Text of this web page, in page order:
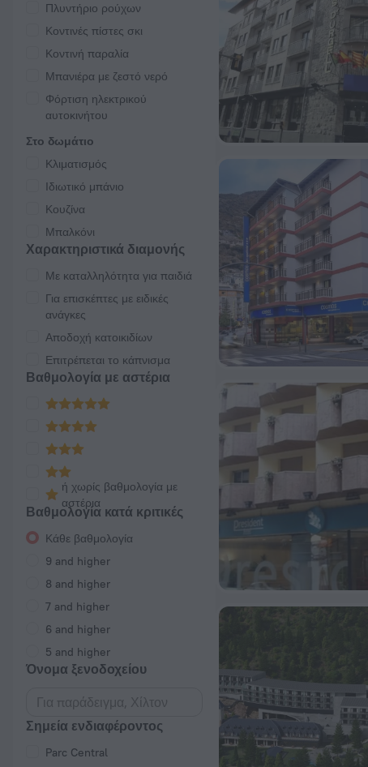
Πλυντήριο ρούχων
Κοντινές πίστες σκι
Κοντινή παραλία
Μπανιέρα με ζεστό νερό
Φόρτιση ηλεκτρικού
αυτοκινήτου
Στο δωμάτιο
Κλιματισμός
Ιδιωτικό μπάνιο
Κουζίνα
Μπαλκόνι
Χαρακτηριστικά διαμονής
Με καταλληλότητα για παιδιά
Για επισκέπτες με ειδικές
ανάγκες
Αποδοχή κατοικιδίων
Επιτρέπεται το κάπνισμα
Βαθμολογία με αστέρια
ή χωρίς βαθμολογία με
αστέρια
Βαθμολογία κατά κριτικές
Κάθε βαθμολογία
9 and higher
8 and higher
7 and higher
6 and higher
5 and higher
Όνομα ξενοδοχείου
Σημεία ενδιαφέροντος
Parc Central